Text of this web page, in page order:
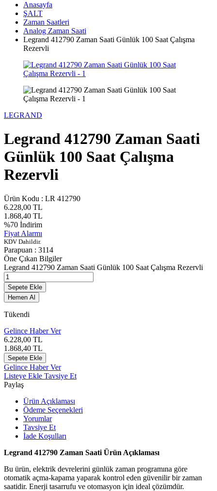
Anasayfa
ŞALT
Zaman Saatleri
Analog Zaman Saati
Legrand 412790 Zaman Saati Günlük 100 Saat Çalışma
Rezervli
LEGRAND
Legrand 412790 Zaman Saati
Günlük 100 Saat Çalışma
Rezervli
Ürün Kodu : LR 412790
6.228,00 TL
1.868,40 TL
%70 İndirim
Fiyat Alarmı
KDV Dahildir.
Parapuan : 3114
Öne Çıkan Bilgiler
Legrand 412790 Zaman Saati Günlük 100 Saat Çalışma Rezervli
Sepete Ekle
Hemen Al
Tükendi
Gelince Haber Ver
6.228,00 TL
1.868,40 TL
Sepete Ekle
Gelince Haber Ver
Listeye Ekle Tavsiye Et
Paylaş
Ürün Açıklaması
Ödeme Seçenekleri
Yorumlar
Tavsiye Et
İade Koşulları
Legrand 412790 Zaman Saati Ürün Açıklaması
Bu ürün, elektrik devrelerini günlük zaman programına göre
otomatik açma-kapama yaparak kontrol eden güvenilir bir zaman
saatidir. Enerji tasarrufu ve otomasyon için ideal çözümdür.